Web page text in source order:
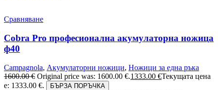
Сравняване
Cobra Pro професионална акумулаторна ножица
ф40
Campagnola, Акумулаторни ножици, Ножици за една ръка
1600.00€ Original price was: 1600.00 €.1333.00 €Текущата цена
е: 1333.00 €.
БЪРЗА ПОРЪЧКА